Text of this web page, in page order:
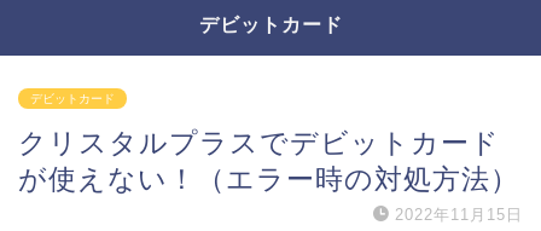
デビットカード
デビットカード
クリスタルプラスでデビットカード
が使えない！（エラー時の対処方法）
2022年11月15日